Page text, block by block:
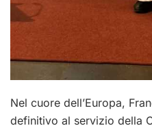
Nel cuore dell’Europa,
definitivo al servizio della